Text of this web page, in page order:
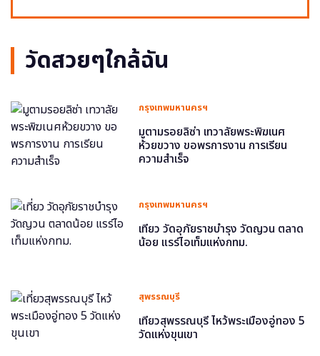
วัดสวยๆใกล้ฉัน
กรุงเทพมหานครฯ
มูตามรอยลิซ่า เทวาลัยพระพิฆเนศ
ห้วยขวาง ขอพรการงาน การเรียน
ความสำเร็จ
กรุงเทพมหานครฯ
เที่ยว วัดอุภัยราชบำรุง วัดญวน ตลาด
น้อย แรร์ไอเท็มแห่งกทม.
สุพรรณบุรี
เที่ยวสุพรรณบุรี ไหว้พระเมืองอู่ทอง 5
วัดแห่งขุนเขา